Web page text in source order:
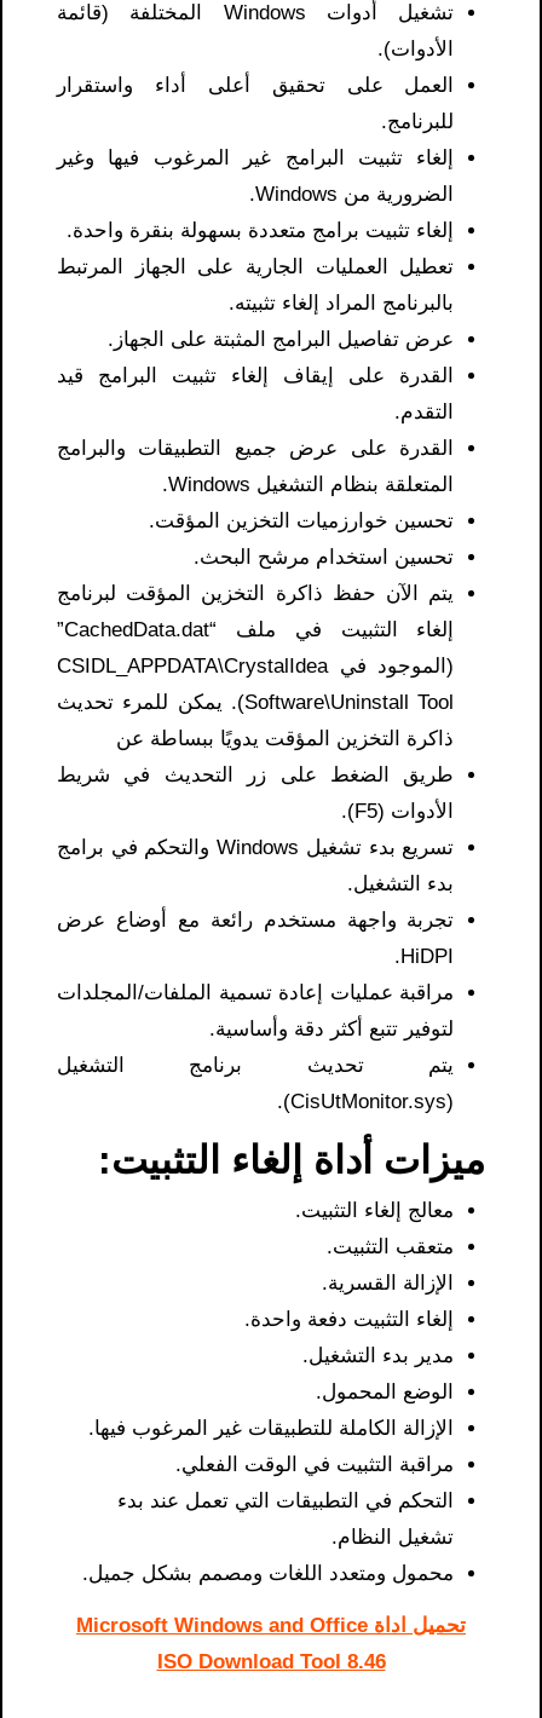
تشغيل أدوات Windows المختلفة (قائمة
الأدوات).
العمل على تحقيق أعلى أداء واستقرار
للبرنامج.
إلغاء تثبيت البرامج غير المرغوب فيها وغير
الضرورية من Windows.
إلغاء تثبيت برامج متعددة بسهولة بنقرة واحدة.
تعطيل العمليات الجارية على الجهاز المرتبط
بالبرنامج المراد إلغاء تثبيته.
عرض تفاصيل البرامج المثبتة على الجهاز.
القدرة على إيقاف إلغاء تثبيت البرامج قيد
التقدم.
القدرة على عرض جميع التطبيقات والبرامج
المتعلقة بنظام التشغيل Windows.
تحسين خوارزميات التخزين المؤقت.
تحسين استخدام مرشح البحث.
يتم الآن حفظ ذاكرة التخزين المؤقت لبرنامج
إلغاء التثبيت في ملف “CachedData.dat”
(الموجود في CSIDL_APPDATA\CrystalIdea
Software\Uninstall Tool). يمكن للمرء تحديث
ذاكرة التخزين المؤقت يدويًا ببساطة عن
طريق الضغط على زر التحديث في شريط
الأدوات (F5).
تسريع بدء تشغيل Windows والتحكم في برامج
بدء التشغيل.
تجربة واجهة مستخدم رائعة مع أوضاع عرض
HiDPI.
مراقبة عمليات إعادة تسمية الملفات/المجلدات
لتوفير تتبع أكثر دقة وأساسية.
يتم تحديث برنامج التشغيل
(CisUtMonitor.sys).
ميزات أداة إلغاء التثبيت:
معالج إلغاء التثبيت.
متعقب التثبيت.
الإزالة القسرية.
إلغاء التثبيت دفعة واحدة.
مدير بدء التشغيل.
الوضع المحمول.
الإزالة الكاملة للتطبيقات غير المرغوب فيها.
مراقبة التثبيت في الوقت الفعلي.
التحكم في التطبيقات التي تعمل عند بدء
تشغيل النظام.
محمول ومتعدد اللغات ومصمم بشكل جميل.
تحميل اداة Microsoft Windows and Office
ISO Download Tool 8.46